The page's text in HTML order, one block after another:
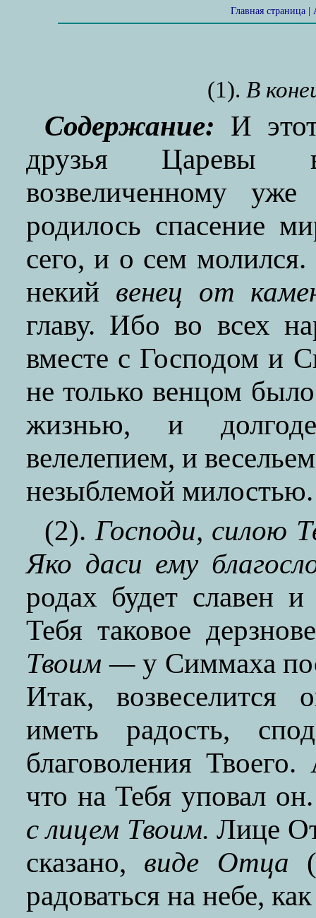
Главная страница|
(1). В
Содержание: И
друзья Царевы
возвеличенному
родилось спасение
сего, и о сем
некий венец от
главу. Ибо во всех
вместе с Господом и
не только венцом
жизнью, и
велелепием, и
незыблемой милостью.
(2). Господи, силою
Яко даси ему
родах будет славен
Тебя таковое
Твоим —у Симмаха
Итак, возвеселится
иметь радость,
благоволения
что на Тебя уповал
с лицем Твоим. Лице
сказано, виде Отца
радоваться на небе,